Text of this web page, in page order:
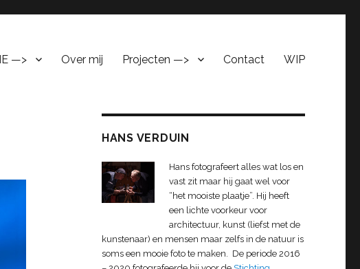
—> Over mij Projecten —> Contact WIP
HANS VERDUIN
Hans fotografeert alles wat los en
vast zit maar hij gaat wel voor
“het mooiste plaatje”. Hij heeft
een lichte voorkeur voor
architectuur, kunst (liefst met de
kunstenaar) en mensen maar zelfs in de natuur is
soms een mooie foto te maken. De periode 2016